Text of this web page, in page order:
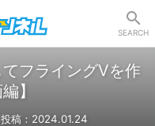
SEARCH
フライングVを作
】
投稿：2024.01.24